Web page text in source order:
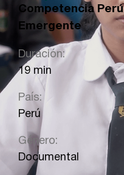
Competencia Perú
Emergente
Duración:
19 min
País:
Perú
Género:
Documental